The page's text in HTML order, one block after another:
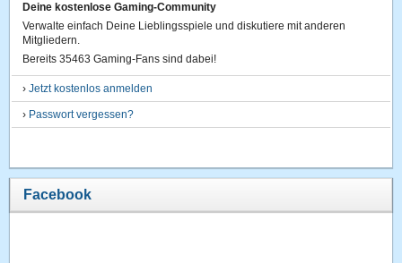
Deine kostenlose Gaming-Community
Verwalte einfach Deine Lieblingsspiele und diskutiere mit anderen
Mitgliedern.
Bereits 35463 Gaming-Fans sind dabei!
›Jetzt kostenlos anmelden
› Passwort vergessen?
Facebook